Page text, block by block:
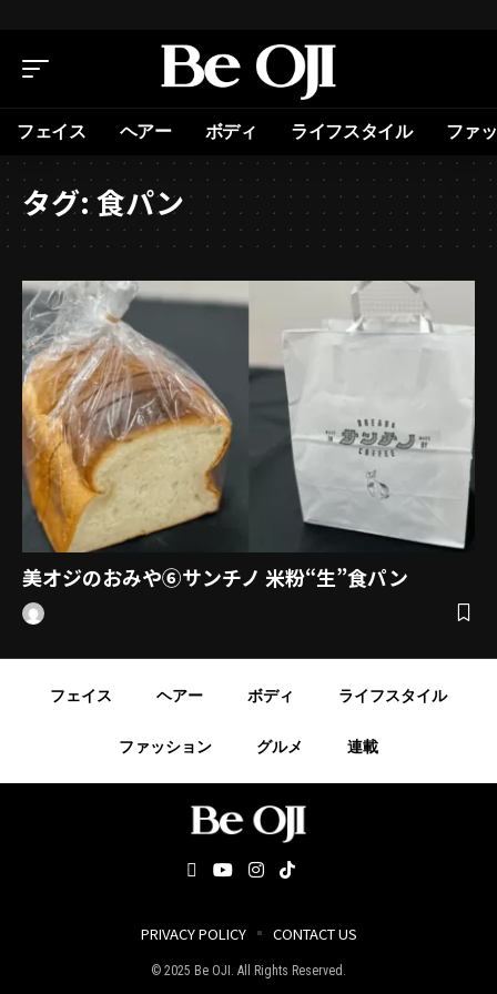
フェイス ヘアー ボディ ライフスタイル ファ
タグ:食パン
美オジのおみや⑥サンチノ 米粉“生”食パン
フェイス ヘアー ボディ ライフスタイル
ファッション グルメ 連載
© 2025 Be OJI. All Rights Reserved.
PRIVACY POLICY CONTACT US